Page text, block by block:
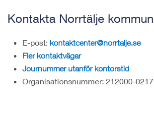
Kontakta Norrtälje kommun
E-post: kontaktcenter@norrtalje.se
Fler kontaktvägar
Journummer utanför kontorstid
Organisationsnummer: 212000-0217